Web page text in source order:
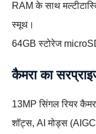
RAM के साथ
स्मूथ।
64GB स्टोरेज
कैमरा का
13MP सिंगल रियर
शॉट्स, AI मोड्स (AIGC